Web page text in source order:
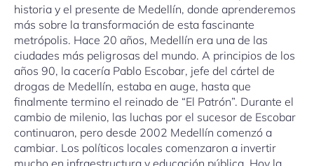
historia y el presente de Medellín, donde aprenderemos
más sobre la transformación de esta fascinante
metrópolis. Hace 20 años, Medellín era una de las
ciudades más peligrosas del mundo. A principios de los
años 90, la cacería Pablo Escobar, jefe del cártel de
drogas de Medellín, estaba en auge, hasta que
finalmente termino el reinado de “El Patrón”. Durante el
cambio de milenio, las luchas por el sucesor de Escobar
continuaron, pero desde 2002 Medellín comenzó a
cambiar. Los políticos locales comenzaron a invertir